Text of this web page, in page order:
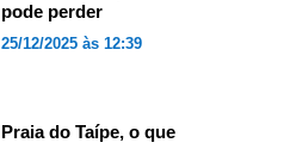
pode perder
25/12/2025 às 12:39
Praia do Taípe, o que